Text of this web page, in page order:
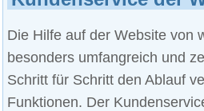
Die Hilfe auf der Website von
besonders umfangreich und
Schritt für Schritt den Ablauf
Funktionen. Der